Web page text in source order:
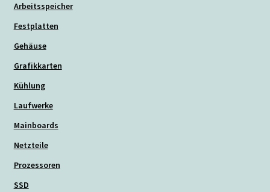
Arbeitsspeicher
Festplatten
Gehäuse
Grafikkarten
Kühlung
Laufwerke
Mainboards
Netzteile
Prozessoren
SSD